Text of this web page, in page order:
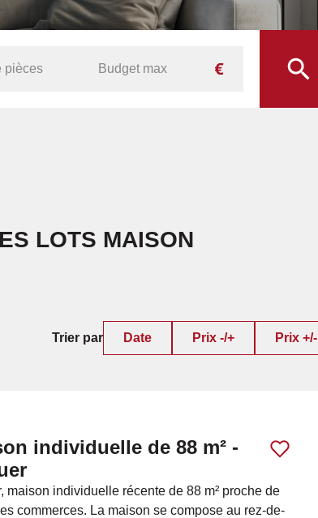
LOTS MAISON
Trier par Date Prix -/+ Prix +/-
individuelle de 88 m² -
maison individuelle récente de 88 m² proche de
commerces. La maison se compose au rez-de-